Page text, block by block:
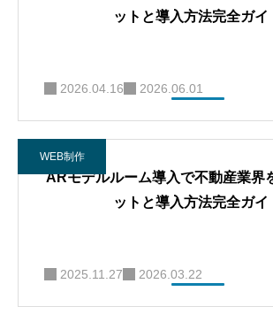
ットと導入方法完全ガイ
2026.04.16 2026.06.01
WEB制作
ARモデルルーム導入で不動産業界
ットと導入方法完全ガイ
2025.11.27 2026.03.22